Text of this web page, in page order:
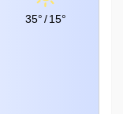
35°/15°